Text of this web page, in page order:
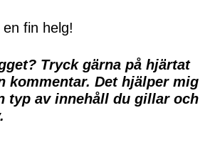
fin helg!
Tryck gärna på hjärtat
kommentar. Det hjälper mig
typ av innehåll du gillar och